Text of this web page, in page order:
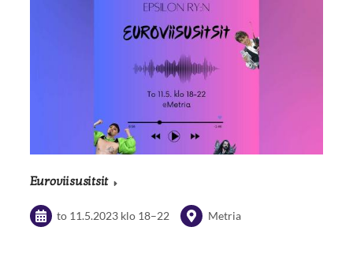
Euroviisusitsit
to 11.5.2023 klo 18–22 Metria